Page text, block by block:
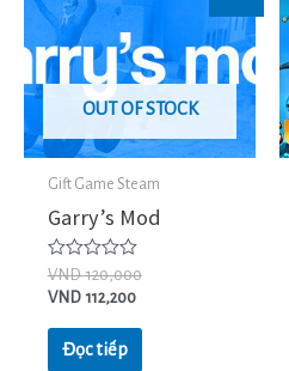
OUT OF STOCK
Gift Game Steam
Garry’s Mod
Được
xếp
hạng
sao
VND120,000
VND 112,200
Đọc tiếp